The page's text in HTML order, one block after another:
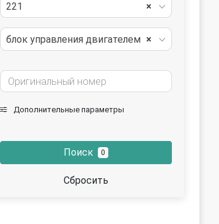
×
221
×
блок управления двигателем
Дополнительные параметры
Поиск 0
Сбросить